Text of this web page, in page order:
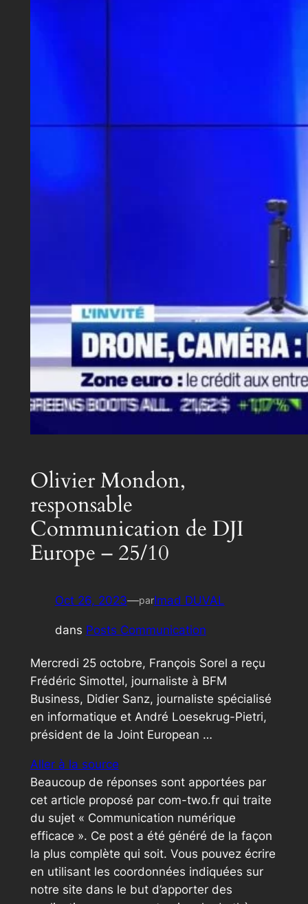
Olivier Mondon,
responsable
Communication de DJI
Europe – 25/10
Oct 26, 2023—parImad DUVAL
dans Posts Communication
Mercredi 25 octobre, François Sorel a reçu
Frédéric Simottel, journaliste à BFM
Business, Didier Sanz, journaliste spécialisé
en informatique et André Loesekrug-Pietri,
président de la Joint European …
Aller à la source
Beaucoup de réponses sont apportées par
cet article proposé par com-two.fr qui traite
du sujet « Communication numérique
efficace ». Ce post a été généré de la façon
la plus complète qui soit. Vous pouvez écrire
en utilisant les coordonnées indiquées sur
notre site dans le but d’apporter des